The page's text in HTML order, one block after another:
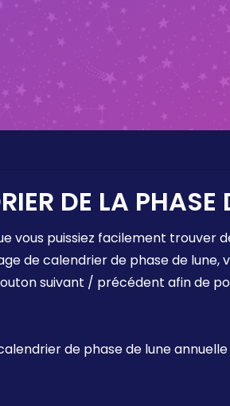
DE LA PHASE
vous puissiez facilement trouver
de calendrier de phase de
suivant / précédent afin de
de phase de lune